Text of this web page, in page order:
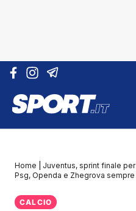
Vai al contenuto
Home
Juventus, sprint finale
Psg, Openda e Zhegrova sempre
CALCIO